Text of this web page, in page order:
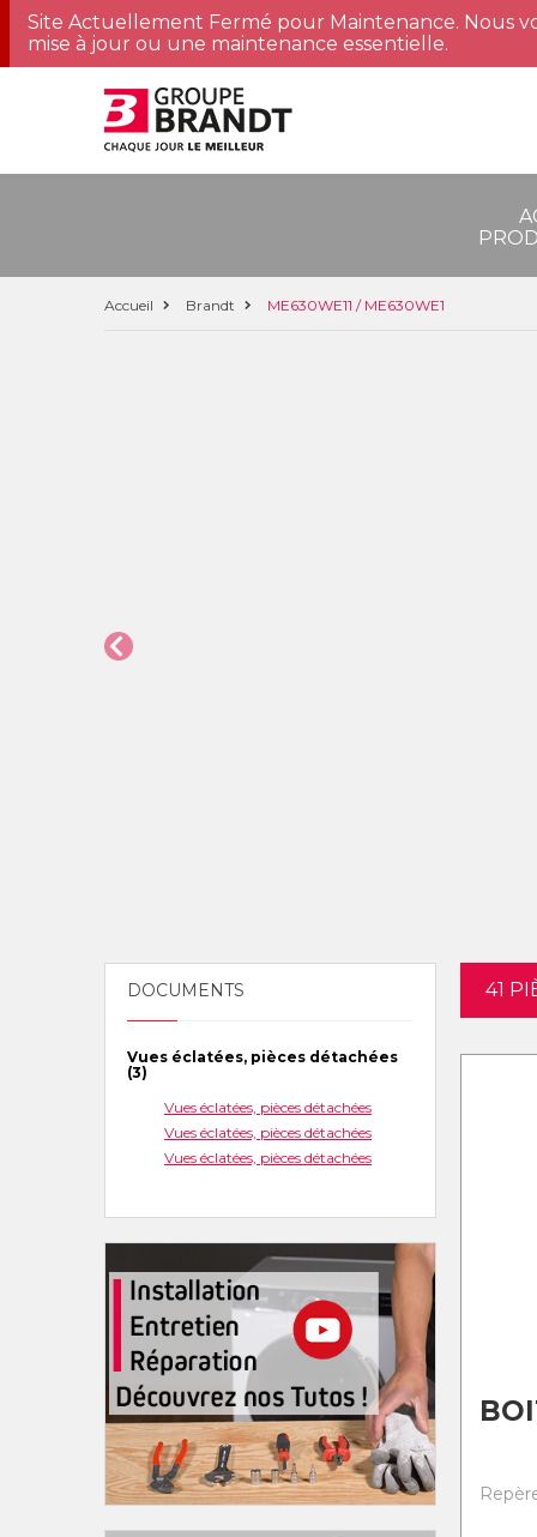
Site Actuellement Fermé pour Maintenance. Nous
mise à jour ou une maintenance essentielle.
Accueil Brandt ME630WE11 / ME630WE1
DOCUMENTS
Vues éclatées, pièces détachées
(3)
Vues éclatées, pièces détachées
Vues éclatées, pièces détachées
Vues éclatées, pièces détachées
41